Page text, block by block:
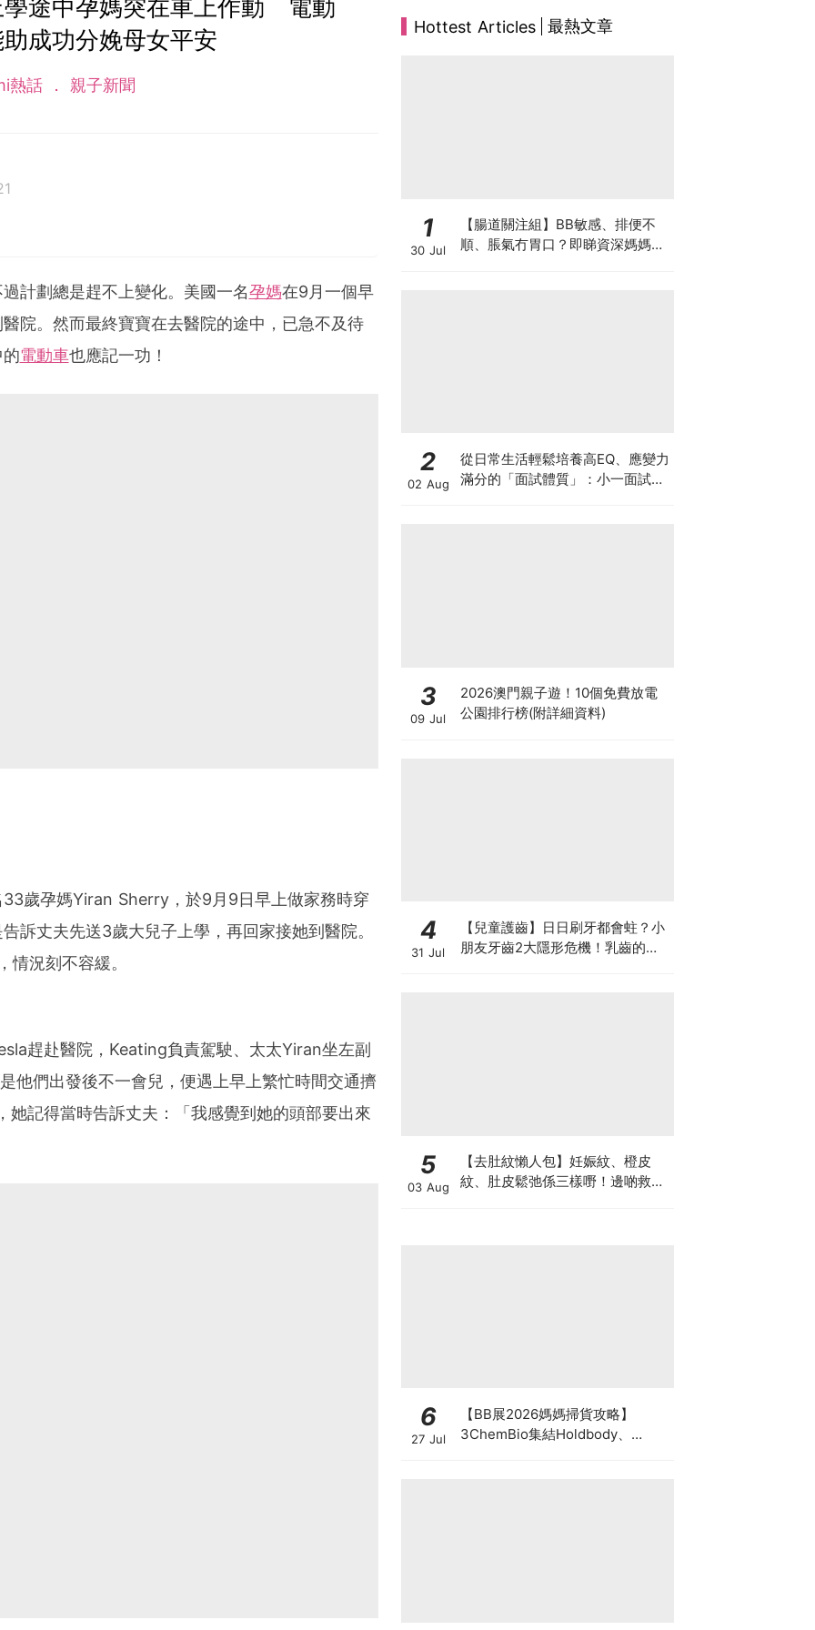
學途中孕媽突在車上作動 電動
成功分娩母女平安
熱話 親子新聞
計劃總是趕不上變化。美國一名孕媽在9月一個早
院。然而最終寶寶在去醫院的途中，已急不及待
電動車也應記一功！
歲孕媽Yiran Sherry，於9月9日早上做家務時穿
訴丈夫先送3歲大兒子上學，再回家接她到醫院。
況刻不容緩。
趕赴醫院，Keating負責駕駛、太太Yiran坐左副
他們出發後不一會兒，便遇上早上繁忙時間交通擠
記得當時告訴丈夫：「我感覺到她的頭部要出來
Hottest Articles 最熱文章
1
30 Jul
【腸道關注組】BB敏感、排便不
順、脹氣冇胃口？即睇資深媽媽分
2
02 Aug
從日常生活輕鬆培養高EQ、應變力
滿分的「面試體質」：小一面試最
3
09 Jul
2026澳門親子遊！10個免費放電
公園排行榜(附詳細資料)
4
31 Jul
【兒童護齒】日日刷牙都會蛀？小
朋友牙齒2大隱形危機！乳齒的琺
5
03 Aug
【去肚紋懶人包】妊娠紋、橙皮
紋、肚皮鬆弛係三樣嘢！邊啲救得
6
27 Jul
【BB展2026媽媽掃貨攻略】
3ChemBio集結Holdbody、